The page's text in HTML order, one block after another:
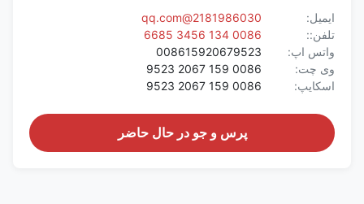
ایمیل:
2181986030@qq.com
تلفن::
0086 134 3456 6685
واتس اپ:
008615920679523
وی چت:
0086 159 2067 9523
اسکایپ:
0086 159 2067 9523
پرس و جو در حال حاضر